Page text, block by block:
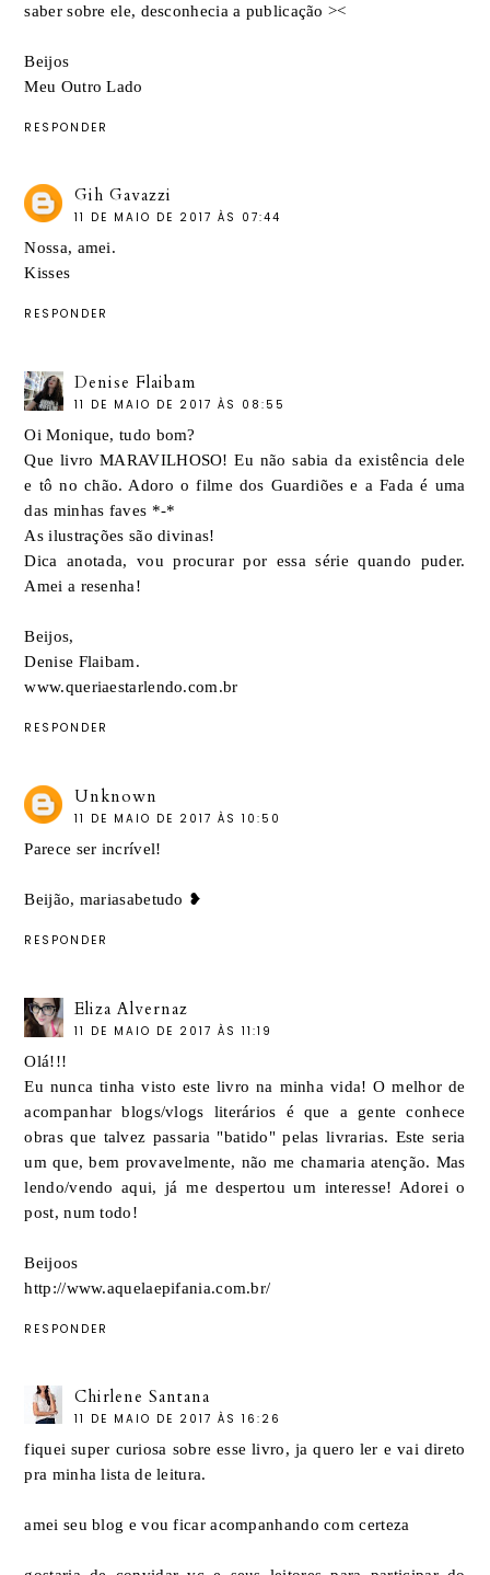
saber sobre ele, desconhecia a publicação ><
Beijos
Meu Outro Lado
RESPONDER
Gih Gavazzi
11 DE MAIO DE 2017 ÀS 07:44
Nossa, amei.
Kisses
RESPONDER
Denise Flaibam
11 DE MAIO DE 2017 ÀS 08:55
Oi Monique, tudo bom?
Que livro MARAVILHOSO! Eu não sabia da existência dele
e tô no chão. Adoro o filme dos Guardiões e a Fada é uma
das minhas faves *-*
As ilustrações são divinas!
Dica anotada, vou procurar por essa série quando puder.
Amei a resenha!
Beijos,
Denise Flaibam.
www.queriaestarlendo.com.br
RESPONDER
Unknown
11 DE MAIO DE 2017 ÀS 10:50
Parece ser incrível!
Beijão, mariasabetudo ❥
RESPONDER
Eliza Alvernaz
11 DE MAIO DE 2017 ÀS 11:19
Olá!!!
Eu nunca tinha visto este livro na minha vida! O melhor de
acompanhar blogs/vlogs literários é que a gente conhece
obras que talvez passaria "batido" pelas livrarias. Este seria
um que, bem provavelmente, não me chamaria atenção. Mas
lendo/vendo aqui, já me despertou um interesse! Adorei o
post, num todo!
Beijoos
http://www.aquelaepifania.com.br/
RESPONDER
Chirlene Santana
11 DE MAIO DE 2017 ÀS 16:26
fiquei super curiosa sobre esse livro, ja quero ler e vai direto
pra minha lista de leitura.
amei seu blog e vou ficar acompanhando com certeza